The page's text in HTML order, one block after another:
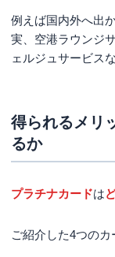
例えば国内外へ出
実、空港ラウンジ
ェルジュサービス
得られるメリ
るか
プラチナカードは
ご紹介した4つのカ